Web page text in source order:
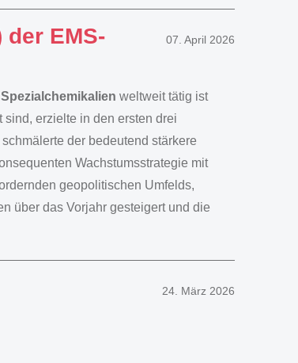
der EMS-
07. April 2026
Spezialchemikalien weltweit tätig ist
erzielte in den ersten drei
der bedeutend stärkere
Wachstumsstrategie mit
geopolitischen Umfelds,
über das Vorjahr gesteigert und die
24. März 2026